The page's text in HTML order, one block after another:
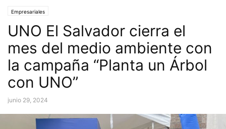
Empresariales
UNO El Salvador cierra el
mes del medio ambiente con
la campaña “Planta un Árbol
con UNO”
junio 29, 2024